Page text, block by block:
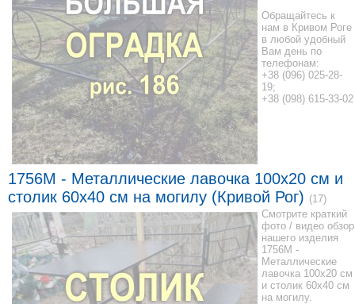
Обращайтесь к
нам в Кривом Роге
в любой удобный
Вам день по
телефонам:
+38 (096) 025-28-
19;
+38 (098) 615-33-02
1756M - Металлические лавочка 100x20 см и
столик 60x40 см на могилу (Кривой Рог) (17)
Смотрите краткий
фото / видео обзор
нашего изделия
1756M -
Металлические
лавочка 100x20 см
и столик 60x40 см
на могилу.